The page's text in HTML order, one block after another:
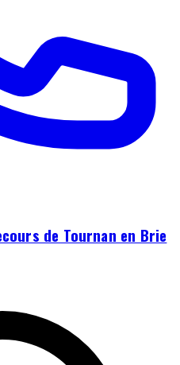
de Tournan en Brie